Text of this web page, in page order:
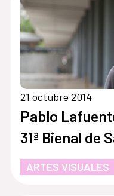
21 octubre 2014
Pablo
31ª Bienal de
ARTES VISUALES